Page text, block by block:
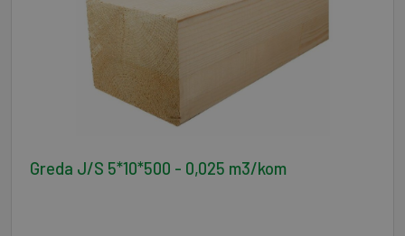
Greda J/S 5*10*500 - 0,025 m3/kom